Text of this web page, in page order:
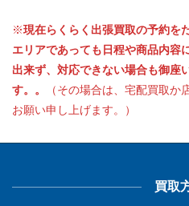
※現在らくらく出張買取の予約を
エリアであっても日程や商品内容
出来ず、対応できない場合も御座
す。。
（その場合は、宅配買取か
お願い申し上げます。）
買取